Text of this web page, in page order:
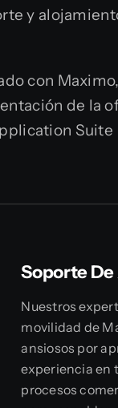
y
con Maximo,
de la
Suite
Soporte
Nuestros
movilidad de
ansiosos por
experiencia en
procesos